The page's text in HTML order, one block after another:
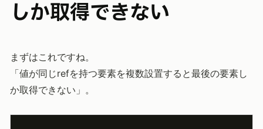
しか取得できない
まずはこれですね。
「値が同じrefを持つ要素を複数設置すると最後の要素し
か取得できない」。